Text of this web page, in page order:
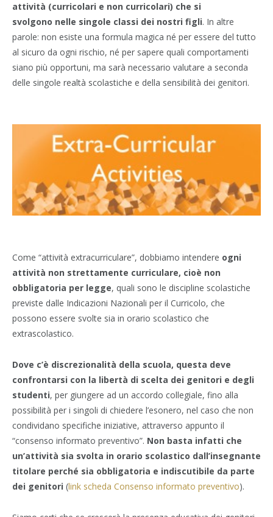
attività (curricolari e non curricolari) che si
svolgono nelle singole classi dei nostri figli. In altre
parole: non esiste una formula magica né per essere del tutto
al sicuro da ogni rischio, né per sapere quali comportamenti
siano più opportuni, ma sarà necessario valutare a seconda
delle singole realtà scolastiche e della sensibilità dei genitori.
Come “attività extracurriculare”, dobbiamo intendere ogni
attività non strettamente curriculare, cioè non
obbligatoria per legge, quali sono le discipline scolastiche
previste dalle Indicazioni Nazionali per il Curricolo, che
possono essere svolte sia in orario scolastico che
extrascolastico.
Dove c’è discrezionalità della scuola, questa deve
confrontarsi con la libertà di scelta dei genitori e degli
studenti, per giungere ad un accordo collegiale, fino alla
possibilità per i singoli di chiedere l’esonero, nel caso che non
condividano specifiche iniziative, attraverso appunto il
“consenso informato preventivo”. Non basta infatti che
un’attività sia svolta in orario scolastico dall’insegnante
titolare perché sia obbligatoria e indiscutibile da parte
dei genitori (link scheda Consenso informato preventivo).